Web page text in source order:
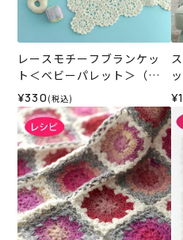
レースモチーフブランケッ
ト＜ベビーパレット＞（レ
シピ）
¥330 (税込)